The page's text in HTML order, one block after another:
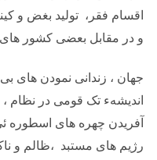
اقسام فقر، تولید بغض و
و در مقابل بعضی کشور های
جهان ، زندانی نمودن های
اندیشهء تک قومی در نظام
آفریدن چهره های اسطوره
رژیم های مستبد ،ظالم و